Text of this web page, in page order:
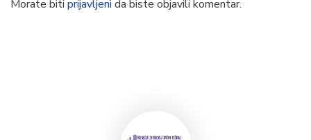
Morate biti prijavljeni da biste objavili komentar.